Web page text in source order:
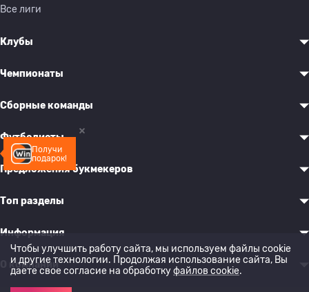
Получи
подарок!
Все лиги
Клубы
Чемпионаты
Сборные команды
Футболисты
Предложения букмекеров
Топ разделы
Информация
О компании
Чтобы улучшить работу сайта, мы используем файлы cookie
и другие технологии. Продолжая использование сайта, Вы
даете свое согласие на обработкуфайлов cookie.